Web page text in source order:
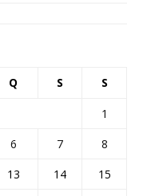
Q S S
1
6 7
8
13 14
15